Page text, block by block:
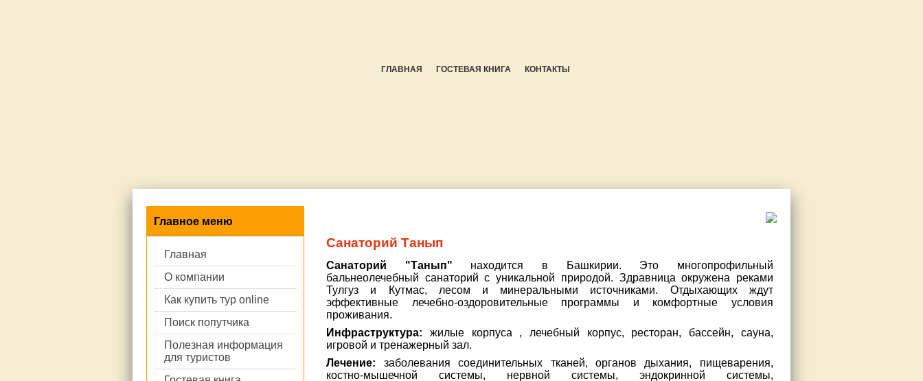
ГЛАВНАЯ ГОСТЕВАЯ КНИГА КОНТАКТЫ
Главное меню
Главная
О компании
Как купить тур online
Поиск попутчика
Полезная информация
для туристов
Санаторий Танып
Санаторий "Танып" находится в Башкирии. Это многопрофильный
бальнеолечебный санаторий с уникальной природой. Здравница окружена реками
Тулгуз и Кутмас, лесом и минеральными источниками. Отдыхающих ждут
эффективные лечебно-оздоровительные программы и комфортные условия
проживания.
Инфраструктура: жилые корпуса , лечебный корпус, ресторан, бассейн, сауна,
игровой и тренажерный зал.
Лечение: заболевания соединительных тканей, органов дыхания, пищеварения,
костно-мышечной системы, нервной системы, эндокринной системы,